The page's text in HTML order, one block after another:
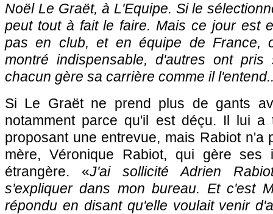
Noël Le Graët, à L'Equipe. Si le
peut tout à fait le faire. Mais ce jour est
pas en club, et en équipe de France,
montré indispensable, d'autres ont
chacun gère sa carrière comme il
Si Le Graët ne prend plus de gants
notamment parce qu'il est déçu. Il lui
proposant une entrevue, mais Rabiot n'a
mère, Véronique Rabiot, qui gère ses
étrangère. «J'ai sollicité Adrien
s'expliquer dans mon bureau. Et c'est
répondu en disant qu'elle voulait venir